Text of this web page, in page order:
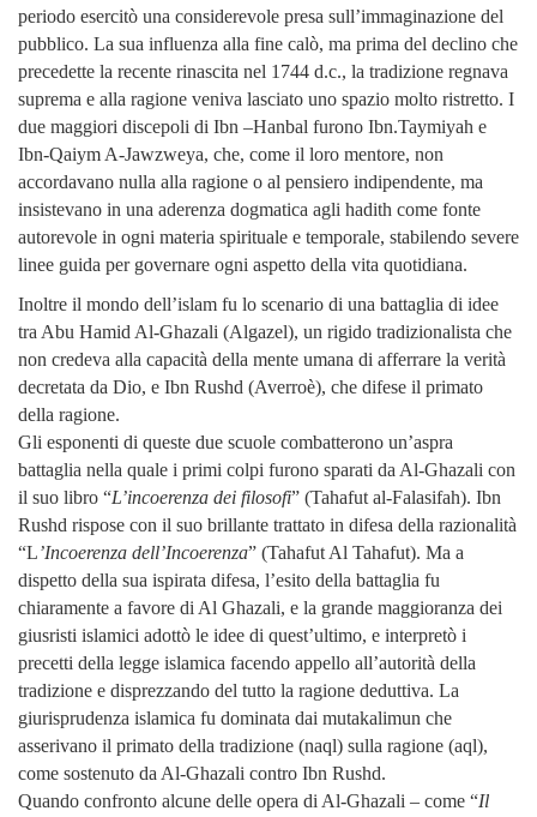
periodo esercitò una considerevole presa sull’immaginazione del
pubblico. La sua influenza alla fine calò, ma prima del declino che
precedette la recente rinascita nel 1744 d.c., la tradizione regnava
suprema e alla ragione veniva lasciato uno spazio molto ristretto. I
due maggiori discepoli di Ibn –Hanbal furono Ibn.Taymiyah e
Ibn-Qaiym A-Jawzweya, che, come il loro mentore, non
accordavano nulla alla ragione o al pensiero indipendente, ma
insistevano in una aderenza dogmatica agli hadith come fonte
autorevole in ogni materia spirituale e temporale, stabilendo severe
linee guida per governare ogni aspetto della vita quotidiana.
Inoltre il mondo dell’islam fu lo scenario di una battaglia di idee
tra Abu Hamid Al-Ghazali (Algazel), un rigido tradizionalista che
non credeva alla capacità della mente umana di afferrare la verità
decretata da Dio, e Ibn Rushd (Averroè), che difese il primato
della ragione.
Gli esponenti di queste due scuole combatterono un’aspra
battaglia nella quale i primi colpi furono sparati da Al-Ghazali con
il suo libro “L’incoerenza dei filosofi” (Tahafut al-Falasifah). Ibn
Rushd rispose con il suo brillante trattato in difesa della razionalità
“L’Incoerenza dell’Incoerenza” (Tahafut Al Tahafut). Ma a
dispetto della sua ispirata difesa, l’esito della battaglia fu
chiaramente a favore di Al Ghazali, e la grande maggioranza dei
giusristi islamici adottò le idee di quest’ultimo, e interpretò i
precetti della legge islamica facendo appello all’autorità della
tradizione e disprezzando del tutto la ragione deduttiva. La
giurisprudenza islamica fu dominata dai mutakalimun che
asserivano il primato della tradizione (naql) sulla ragione (aql),
come sostenuto da Al-Ghazali contro Ibn Rushd.
Quando confronto alcune delle opera di Al-Ghazali – come “Il